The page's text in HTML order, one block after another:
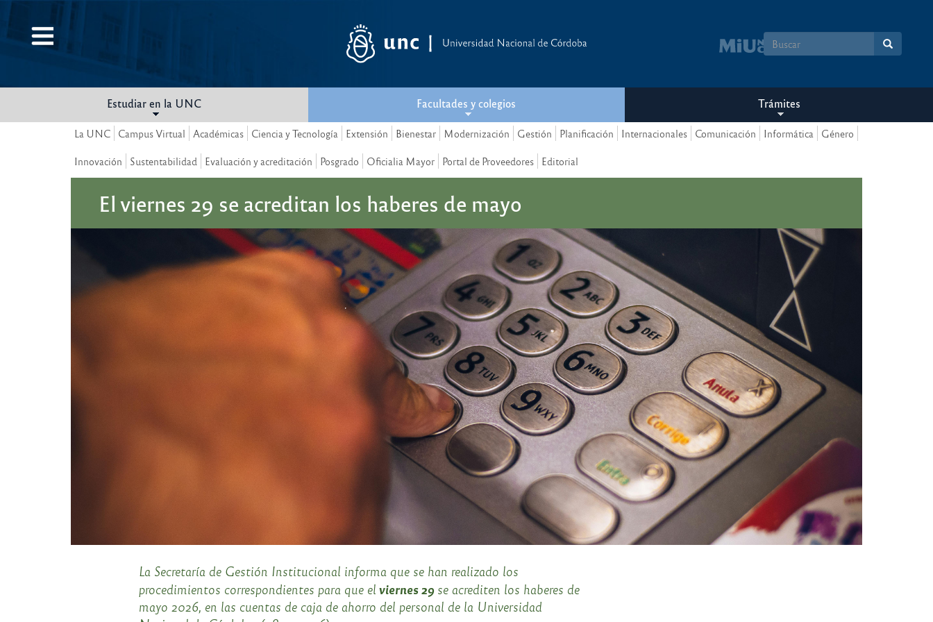
Pasar
contenido
Formulario
búsqueda
Estudiar en la UNC Facultades y colegios Trámites
La UNC Campus Virtual Académicas Ciencia y Tecnología Extensión Bienestar Modernización Gestión Planificación Internacionales Comunicación Informática Género
Innovación Sustentabilidad Evaluación y acreditación Posgrado Oficialia Mayor Portal de Proveedores Editorial
El viernes 29 se acreditan los haberes de mayo
La Secretaría de Gestión Institucional informa que se han realizado los
procedimientos correspondientes para que el viernes 29 se acrediten los haberes de
mayo 2026, en las cuentas de caja de ahorro del personal de la Universidad